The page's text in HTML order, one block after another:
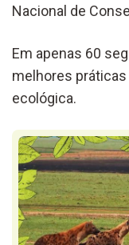
Nacional de
Em apenas 60
melhores
ecológica.